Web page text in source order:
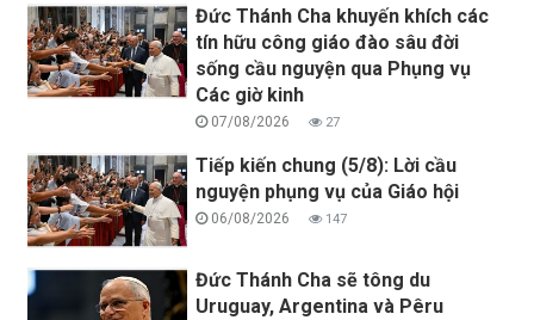
Đức Thánh Cha khuyến khích các
tín hữu công giáo đào sâu đời
sống cầu nguyện qua Phụng vụ
Các giờ kinh
07/08/2026 27
Tiếp kiến chung (5/8): Lời cầu
nguyện phụng vụ của Giáo hội
06/08/2026 147
Đức Thánh Cha sẽ tông du
Uruguay, Argentina và Pêru